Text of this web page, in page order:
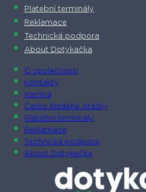
Platební terminály
Reklamace
Technická podpora
About Dotykačka
O společnosti
Kontakty
Kariéra
Často kladené otázky
Platební terminály
Reklamace
Technická podpora
About Dotykačka